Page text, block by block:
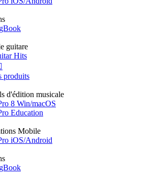
guitare
Hits
produits
d'édition musicale
8 Win/macOS
Education
Mobile
iOS/Android